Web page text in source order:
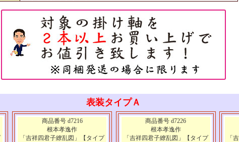
表装タイプＡ
商品番号 d7216
根本孝逸作
「吉祥四君子繚乱図」【タイプ
商品番号 d7226
根本孝逸作
「吉祥四君子繚乱図」【タイプ
「